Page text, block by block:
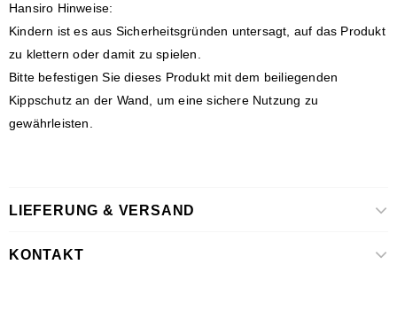
Hansiro Hinweise:
Kindern ist es aus Sicherheitsgründen untersagt, auf das Produkt
zu klettern oder damit zu spielen.
Bitte befestigen Sie dieses Produkt mit dem beiliegenden
Kippschutz an der Wand, um eine sichere Nutzung zu
gewährleisten.
LIEFERUNG & VERSAND
KONTAKT